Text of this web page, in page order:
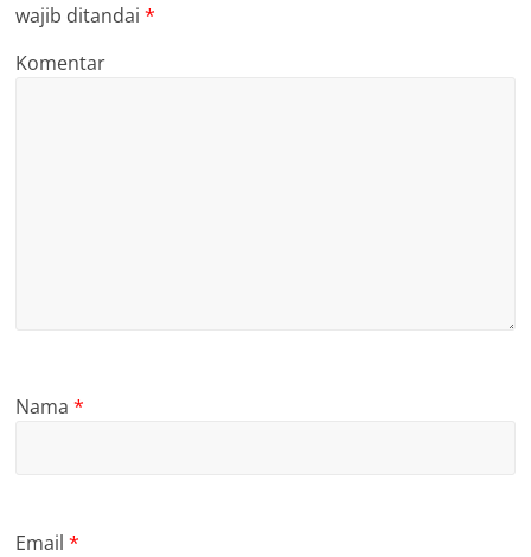
wajib ditandai*
Komentar
Nama*
Email*